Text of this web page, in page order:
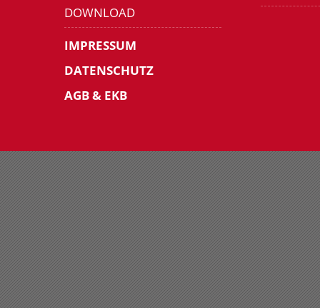
DOWNLOAD
IMPRESSUM
DATENSCHUTZ
AGB & EKB